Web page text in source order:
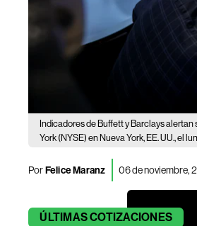
Indicadores de Buffett y Barclays
York (NYSE) en Nueva York, EE. UU., el
PorFelice Maranz 06 de noviembre,
ÚLTIMASCOTIZACIONES